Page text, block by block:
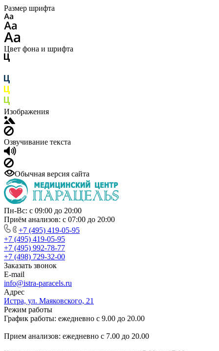
Размер шрифта
Цвет фона и шрифта
Изображения
Озвучивание текста
Обычная версия сайта
Пн-Вс: с 09:00 до 20:00
Приём анализов: с 07:00 до 20:00
+7 (495) 419-05-95
+7 (495) 419-05-95
+7 (495) 992-78-77
+7 (498) 729-32-00
Заказать звонок
E-mail
info@istra-paracels.ru
Адрес
Истра, ул. Маяковского, 21
Режим работы
График работы: ежедневно с 9.00 до 20.00
Прием анализов: ежедневно с 7.00 до 20.00